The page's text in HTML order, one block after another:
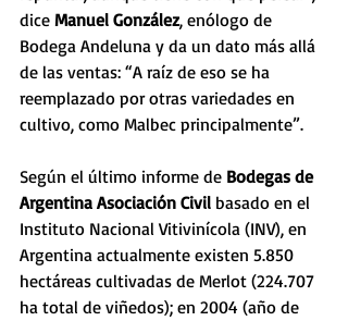
dice Manuel González, enólogo de
Bodega Andeluna y da un dato más allá
de las ventas: “A raíz de eso se ha
reemplazado por otras variedades en
cultivo, como Malbec principalmente”.
Según el último informe de Bodegas de
Argentina Asociación Civil basado en el
Instituto Nacional Vitivinícola (INV), en
Argentina actualmente existen 5.850
hectáreas cultivadas de Merlot (224.707
ha total de viñedos); en 2004 (año de